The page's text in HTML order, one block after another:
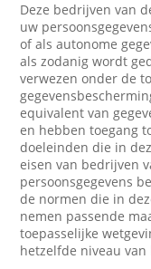
Deze bedrijven van
uw
of als autonome
als zodanig wordt
verwezen onder de
equivalent van
en hebben toegang
doeleinden die in
eisen van bedrijven
persoonsgegevens
de normen die in
nemen passende
toepasselijke
hetzelfde niveau